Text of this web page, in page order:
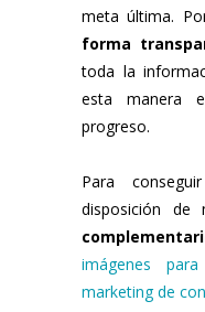
meta última.
forma
toda la
esta manera
progreso.
Para
disposición de
imágenes
marketing de